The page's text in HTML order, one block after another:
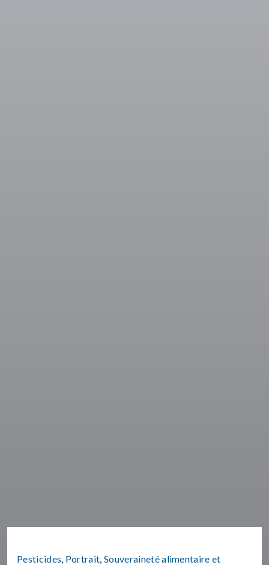
Pesticides Portrait ,Souveraineté alimentaire et